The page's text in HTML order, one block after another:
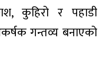
कुहिरो र पहाडी
गन्तव्य बनाएको